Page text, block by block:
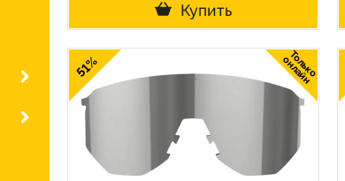
Купить
51% Только
онлайн